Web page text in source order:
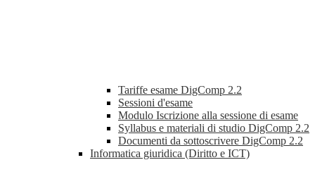
Tariffe esame DigComp 2.2
Sessioni d'esame
Modulo Iscrizione alla sessione di esame
Syllabus e materiali di studio DigComp 2.2
Documenti da sottoscrivere DigComp 2.2
Informatica giuridica (Diritto e ICT)